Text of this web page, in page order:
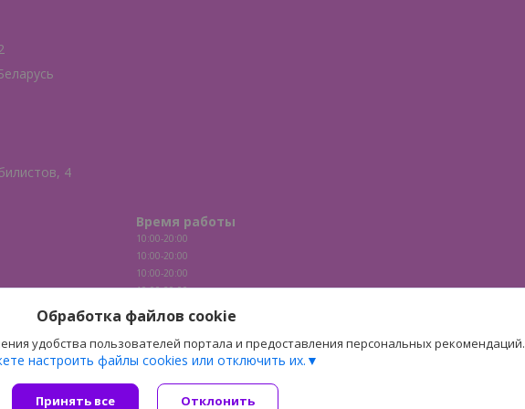
4
Время работы
10:00-20:00
10:00-20:00
10:00-20:00
10:00-20:00
10:00-20:00
10:00-20:00
10:00-20:00
Сайт создан на платформе Deal.by
Обработка файлов cookie
удобства пользователей портала и предоставления персональных рекомендаций.
настроить файлы cookies или отключить их.
Принять все Отклонить